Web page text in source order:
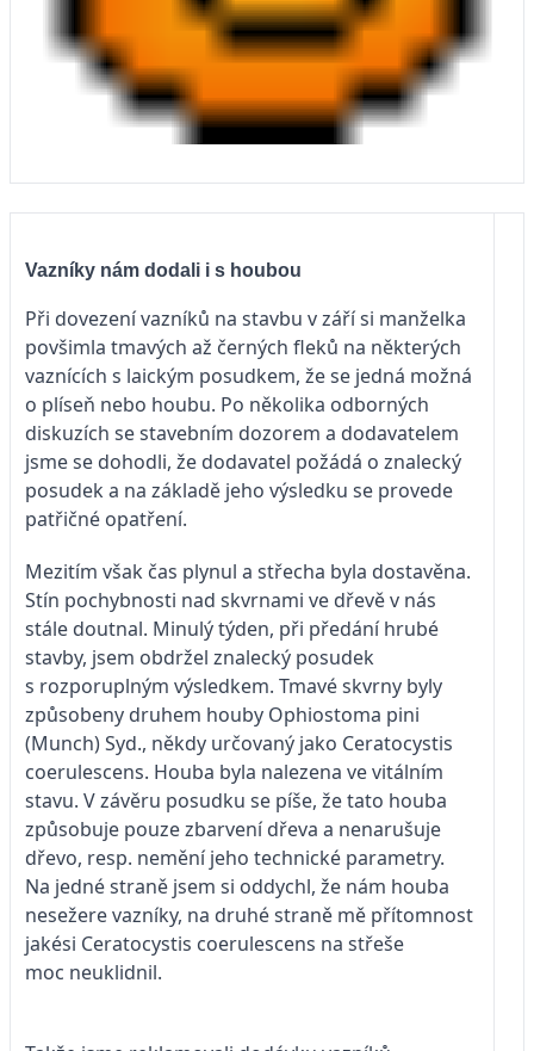
Vazníky nám dodali i s houbou
Při dovezení vazníků na stavbu v září si manželka
povšimla tmavých až černých fleků na některých
vaznících s laickým posudkem, že se jedná možná
o plíseň nebo houbu. Po několika odborných
diskuzích se stavebním dozorem a dodavatelem
jsme se dohodli, že dodavatel požádá o znalecký
posudek a na základě jeho výsledku se provede
patřičné opatření.
Mezitím však čas plynul a střecha byla dostavěna.
Stín pochybnosti nad skvrnami ve dřevě v nás
stále doutnal. Minulý týden, při předání hrubé
stavby, jsem obdržel znalecký posudek
s rozporuplným výsledkem. Tmavé skvrny byly
způsobeny druhem houby Ophiostoma pini
(Munch) Syd., někdy určovaný jako Ceratocystis
coerulescens. Houba byla nalezena ve vitálním
stavu. V závěru posudku se píše, že tato houba
způsobuje pouze zbarvení dřeva a nenarušuje
dřevo, resp. nemění jeho technické parametry.
Na jedné straně jsem si oddychl, že nám houba
nesežere vazníky, na druhé straně mě přítomnost
jakési Ceratocystis coerulescens na střeše
moc neuklidnil.